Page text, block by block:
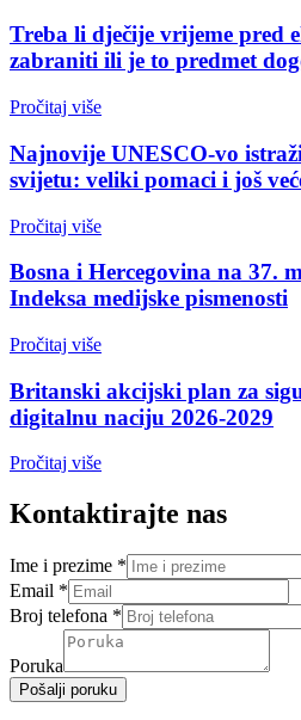
Treba li dječije vrijeme pred
zabraniti ili je to predmet
Pročitaj više
Najnovije UNESCO-vo
svijetu: veliki pomaci i još
Pročitaj više
Bosna i Hercegovina na 37.
Indeksa medijske pismenosti
Pročitaj više
Britanski akcijski plan za
digitalnu naciju 2026-2029
Pročitaj više
Kontaktirajte nas
Ime i prezime *
Email *
Broj telefona *
Poruka
Pošalji poruku